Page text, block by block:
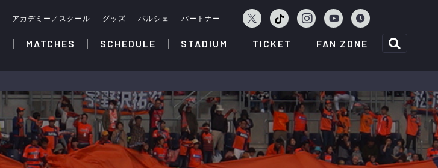
アカデミー／スクール グッズ パルシェ パートナー
MATCHES SCHEDULE STADIUM TICKET FAN ZONE